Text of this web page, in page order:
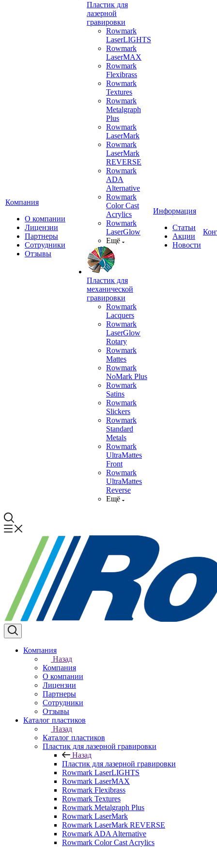
Компания
О компании
Лицензии
Партнеры
Сотрудники
Отзывы
Пластик для
лазерной
гравировки
Rowmark
LaserLIGHTS
Rowmark
LaserMAX
Rowmark
Flexibrass
Rowmark
Textures
Rowmark
Metalgraph
Plus
Rowmark
LaserMark
Rowmark
LaserMark
REVERSE
Rowmark
ADA
Alternative
Rowmark
Color Cast
Acrylics
Rowmark
LaserGlow
Ещё
Пластик для
механической
гравировки
Rowmark
Lacquers
Rowmark
LaserGlow
Rotary
Rowmark
Mattes
Rowmark
NoMark Plus
Rowmark
Satins
Rowmark
Slickers
Rowmark
Standard
Metals
Rowmark
UltraMattes
Front
Rowmark
UltraMattes
Reverse
Ещё
Информация
Статьи
Акции
Новости
Компания
Назад
Компания
О компании
Лицензии
Партнеры
Сотрудники
Отзывы
Каталог пластиков
Назад
Каталог пластиков
Пластик для лазерной гравировки
Назад
Пластик для лазерной гравировки
Rowmark LaserLIGHTS
Rowmark LaserMAX
Rowmark Flexibrass
Rowmark Textures
Rowmark Metalgraph Plus
Rowmark LaserMark
Rowmark LaserMark REVERSE
Rowmark ADA Alternative
Rowmark Color Cast Acrylics